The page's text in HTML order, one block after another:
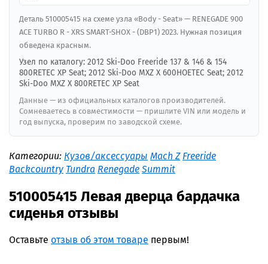
Деталь 510005415 на схеме узла «Body - Seat» — RENEGADE 900
ACE TURBO R - XRS SMART-SHOX - (DBP1) 2023. Нужная позиция
обведена красным.
Узел по каталогу: 2012 Ski-Doo Freeride 137 & 146 & 154
800RETEC XP Seat; 2012 Ski-Doo MXZ X 600HOETEC Seat; 2012
Ski-Doo MXZ X 800RETEC XP Seat
Данные — из официальных каталогов производителей.
Сомневаетесь в совместимости — пришлите VIN или модель и
год выпуска, проверим по заводской схеме.
Категории: Кузов/аксессуары Mach Z Freeride
Backcountry Tundra Renegade Summit
510005415 Левая дверца бардачка
сиденья отзывы
Оставьте отзыв об этом товаре первым!